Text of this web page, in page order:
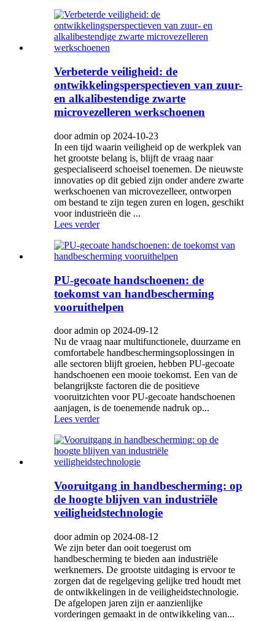
Verbeterde veiligheid: de
ontwikkelingsperspectieven van zuur-
en alkalibestendige zwarte
microvezelleren werkschoenen
door admin op 2024-10-23
In een tijd waarin veiligheid op de werkplek van
het grootste belang is, blijft de vraag naar
gespecialiseerd schoeisel toenemen. De nieuwste
innovaties op dit gebied zijn onder andere zwarte
werkschoenen van microvezelleer, ontworpen
om bestand te zijn tegen zuren en logen, geschikt
voor industrieën die ...
Lees verder
PU-gecoate handschoenen: de
toekomst van handbescherming
vooruithelpen
door admin op 2024-09-12
Nu de vraag naar multifunctionele, duurzame en
comfortabele handbeschermingsoplossingen in
alle sectoren blijft groeien, hebben PU-gecoate
handschoenen een mooie toekomst. Een van de
belangrijkste factoren die de positieve
vooruitzichten voor PU-gecoate handschoenen
aanjagen, is de toenemende nadruk op...
Lees verder
Vooruitgang in handbescherming: op
de hoogte blijven van industriële
veiligheidstechnologie
door admin op 2024-08-12
We zijn beter dan ooit toegerust om
handbescherming te bieden aan industriële
werknemers. De grootste uitdaging is ervoor te
zorgen dat de regelgeving gelijke tred houdt met
de ontwikkelingen in de veiligheidstechnologie.
De afgelopen jaren zijn er aanzienlijke
vorderingen gemaakt in de ontwikkeling van...